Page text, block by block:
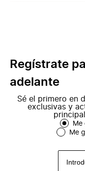
Regístrate
adelante
Sé el primero en
exclusivas y
Me
Me